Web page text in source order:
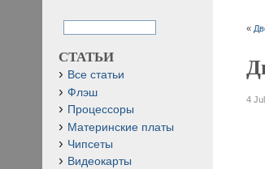
«
4
СТАТЬИ
Все статьи
Флэш
Процессоры
Материнские платы
Чипсеты
Видеокарты